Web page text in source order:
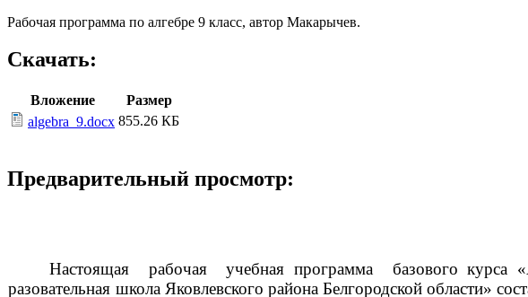
Рабочая программа по алгебре 9 класс, автор Макарычев.
Скачать:
Вложение
Размер
algebra_9.docx 855.26 КБ
Предварительный просмотр:
Настоящая рабочая учебная программа базового курса
разовательная школа Яковлевского района Белгородской области»